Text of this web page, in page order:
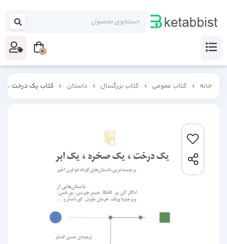
خانه کتاب عمومی کتاب بزرگسال داستان کتاب یک درخت ،یک
0